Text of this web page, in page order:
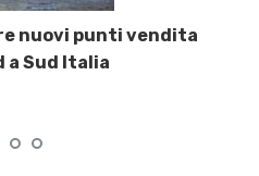
nuovi punti vendita
a Sud Italia